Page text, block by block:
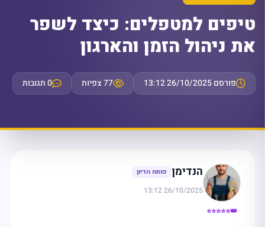
טיפים למטפלים: כיצד לשפר
את ניהול הזמן והארגון
פורסם 26/10/2025 13:12 77 צפיות 0 תגובות
👑⭐⭐⭐⭐⭐
הנדימן פותח הדיון
26/10/2025 13:12